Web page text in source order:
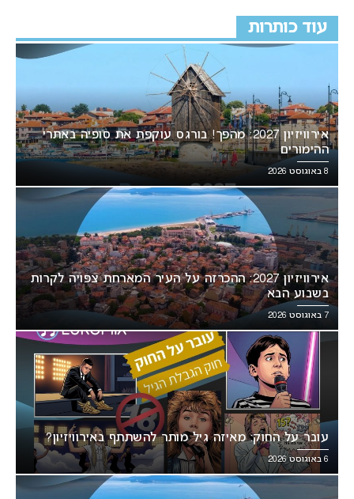
עוד כותרות
אירוויזיון 2027: מהפך! בורגס עוקפת את סופיה באתרי
ההימורים
8 באוגוסט 2026
אירוויזיון 2027: ההכרזה על העיר המארחת צפויה לקרות
בשבוע הבא
7 באוגוסט 2026
עובר על החוק: מאיזה גיל מותר להשתתף באירוויזיון?
6 באוגוסט 2026